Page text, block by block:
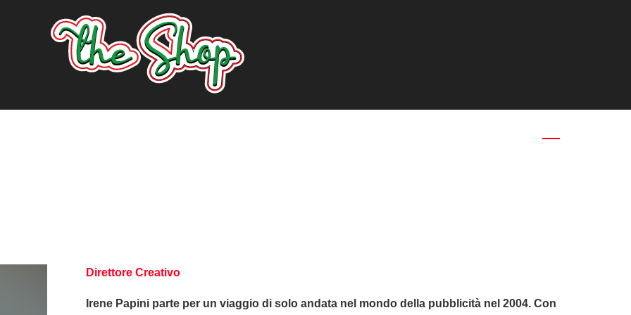
Direttore Creativo
Irene Papini parte per un viaggio di solo andata nel mondo della pubblicità nel 2004. Con